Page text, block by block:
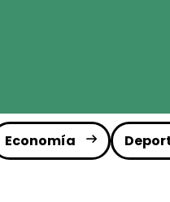
Economía